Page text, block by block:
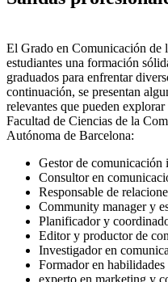
El Grado en Comunicación de
estudiantes una formación
graduados para enfrentar
continuación, se presentan
relevantes que pueden
Facultad de Ciencias de la
Autónoma de Barcelona:
Gestor de comunicación
Consultor en
Responsable de
Community manager y
Planificador y
Editor y productor de
Investigador en
Formador en